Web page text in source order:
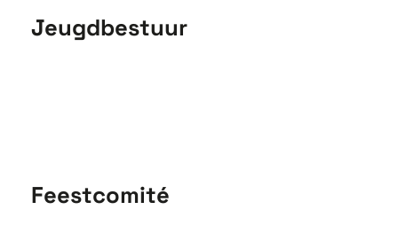
Jeugdbestuur
Feestcomité